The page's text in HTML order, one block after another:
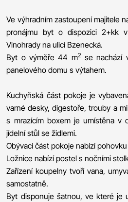
Ve výhradním zastoupení majitele
pronájmu byt o dispozici 2+kk
Vinohrady na ulici Bzenecká.
Byt o výměře 44 m2se nachází
panelového domu s výtahem.
Kuchyňská část pokoje je
varné desky, digestoře, trouby a
s mrazícím boxem je umístěna v
jídelní stůl se židlemi.
Obývací část pokoje nabízí
Ložnice nabízí postel s nočními
Zařízení koupelny tvoří vana,
samostatně.
Byt disponuje šatnou, ve které je